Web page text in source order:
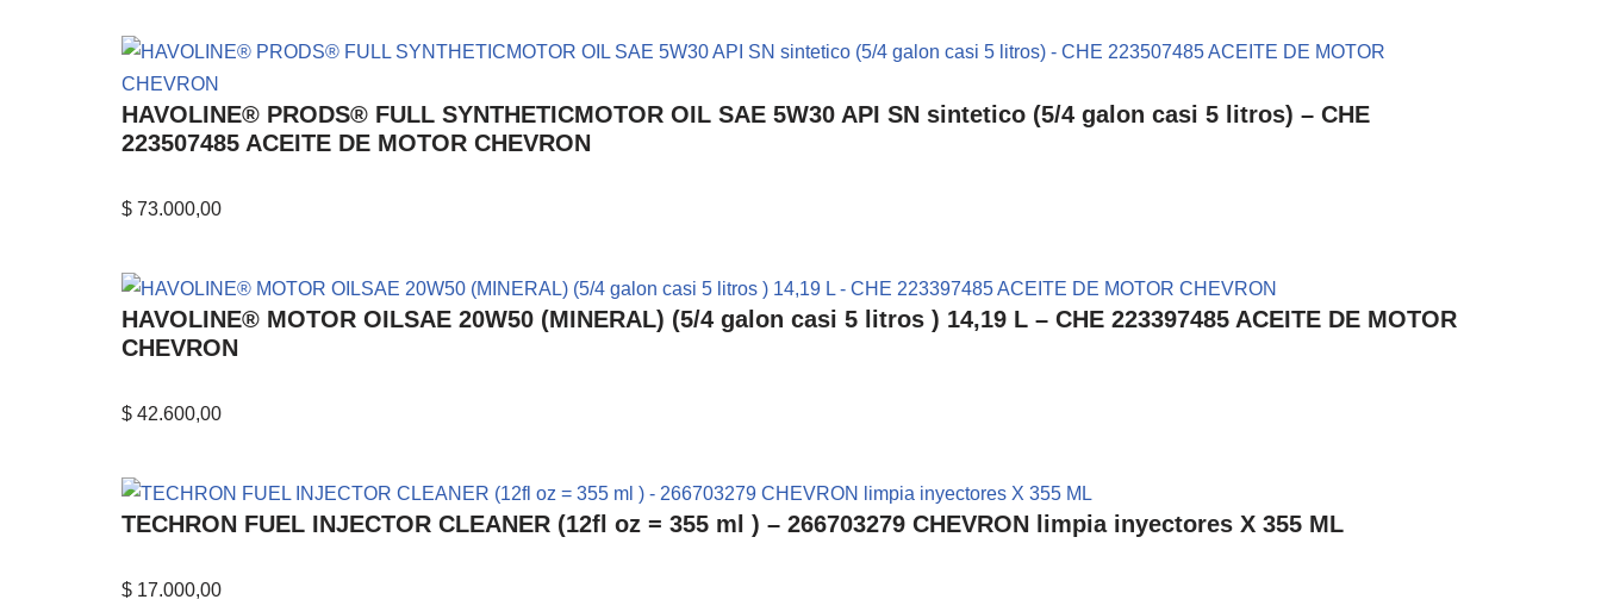
HAVOLINE® PRODS® FULL SYNTHETICMOTOR OIL SAE 5W30 API SN sintetico (5/4 galon casi 5 litros) – CHE
223507485 ACEITE DE MOTOR CHEVRON
$ 73.000,00
HAVOLINE® MOTOR OILSAE 20W50 (MINERAL) (5/4 galon casi 5 litros ) 14,19 L – CHE 223397485 ACEITE DE MOTOR
CHEVRON
$ 42.600,00
TECHRON FUEL INJECTOR CLEANER (12fl oz = 355 ml ) – 266703279 CHEVRON limpia inyectores X 355 ML
$ 17.000,00